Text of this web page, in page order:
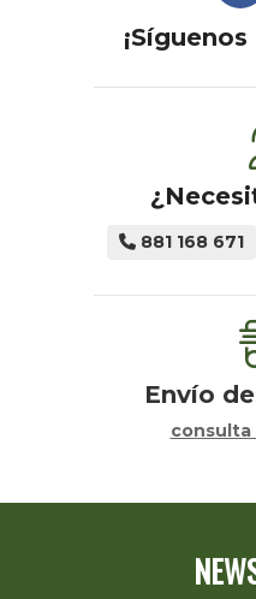
881 168 671
Envío
consulta